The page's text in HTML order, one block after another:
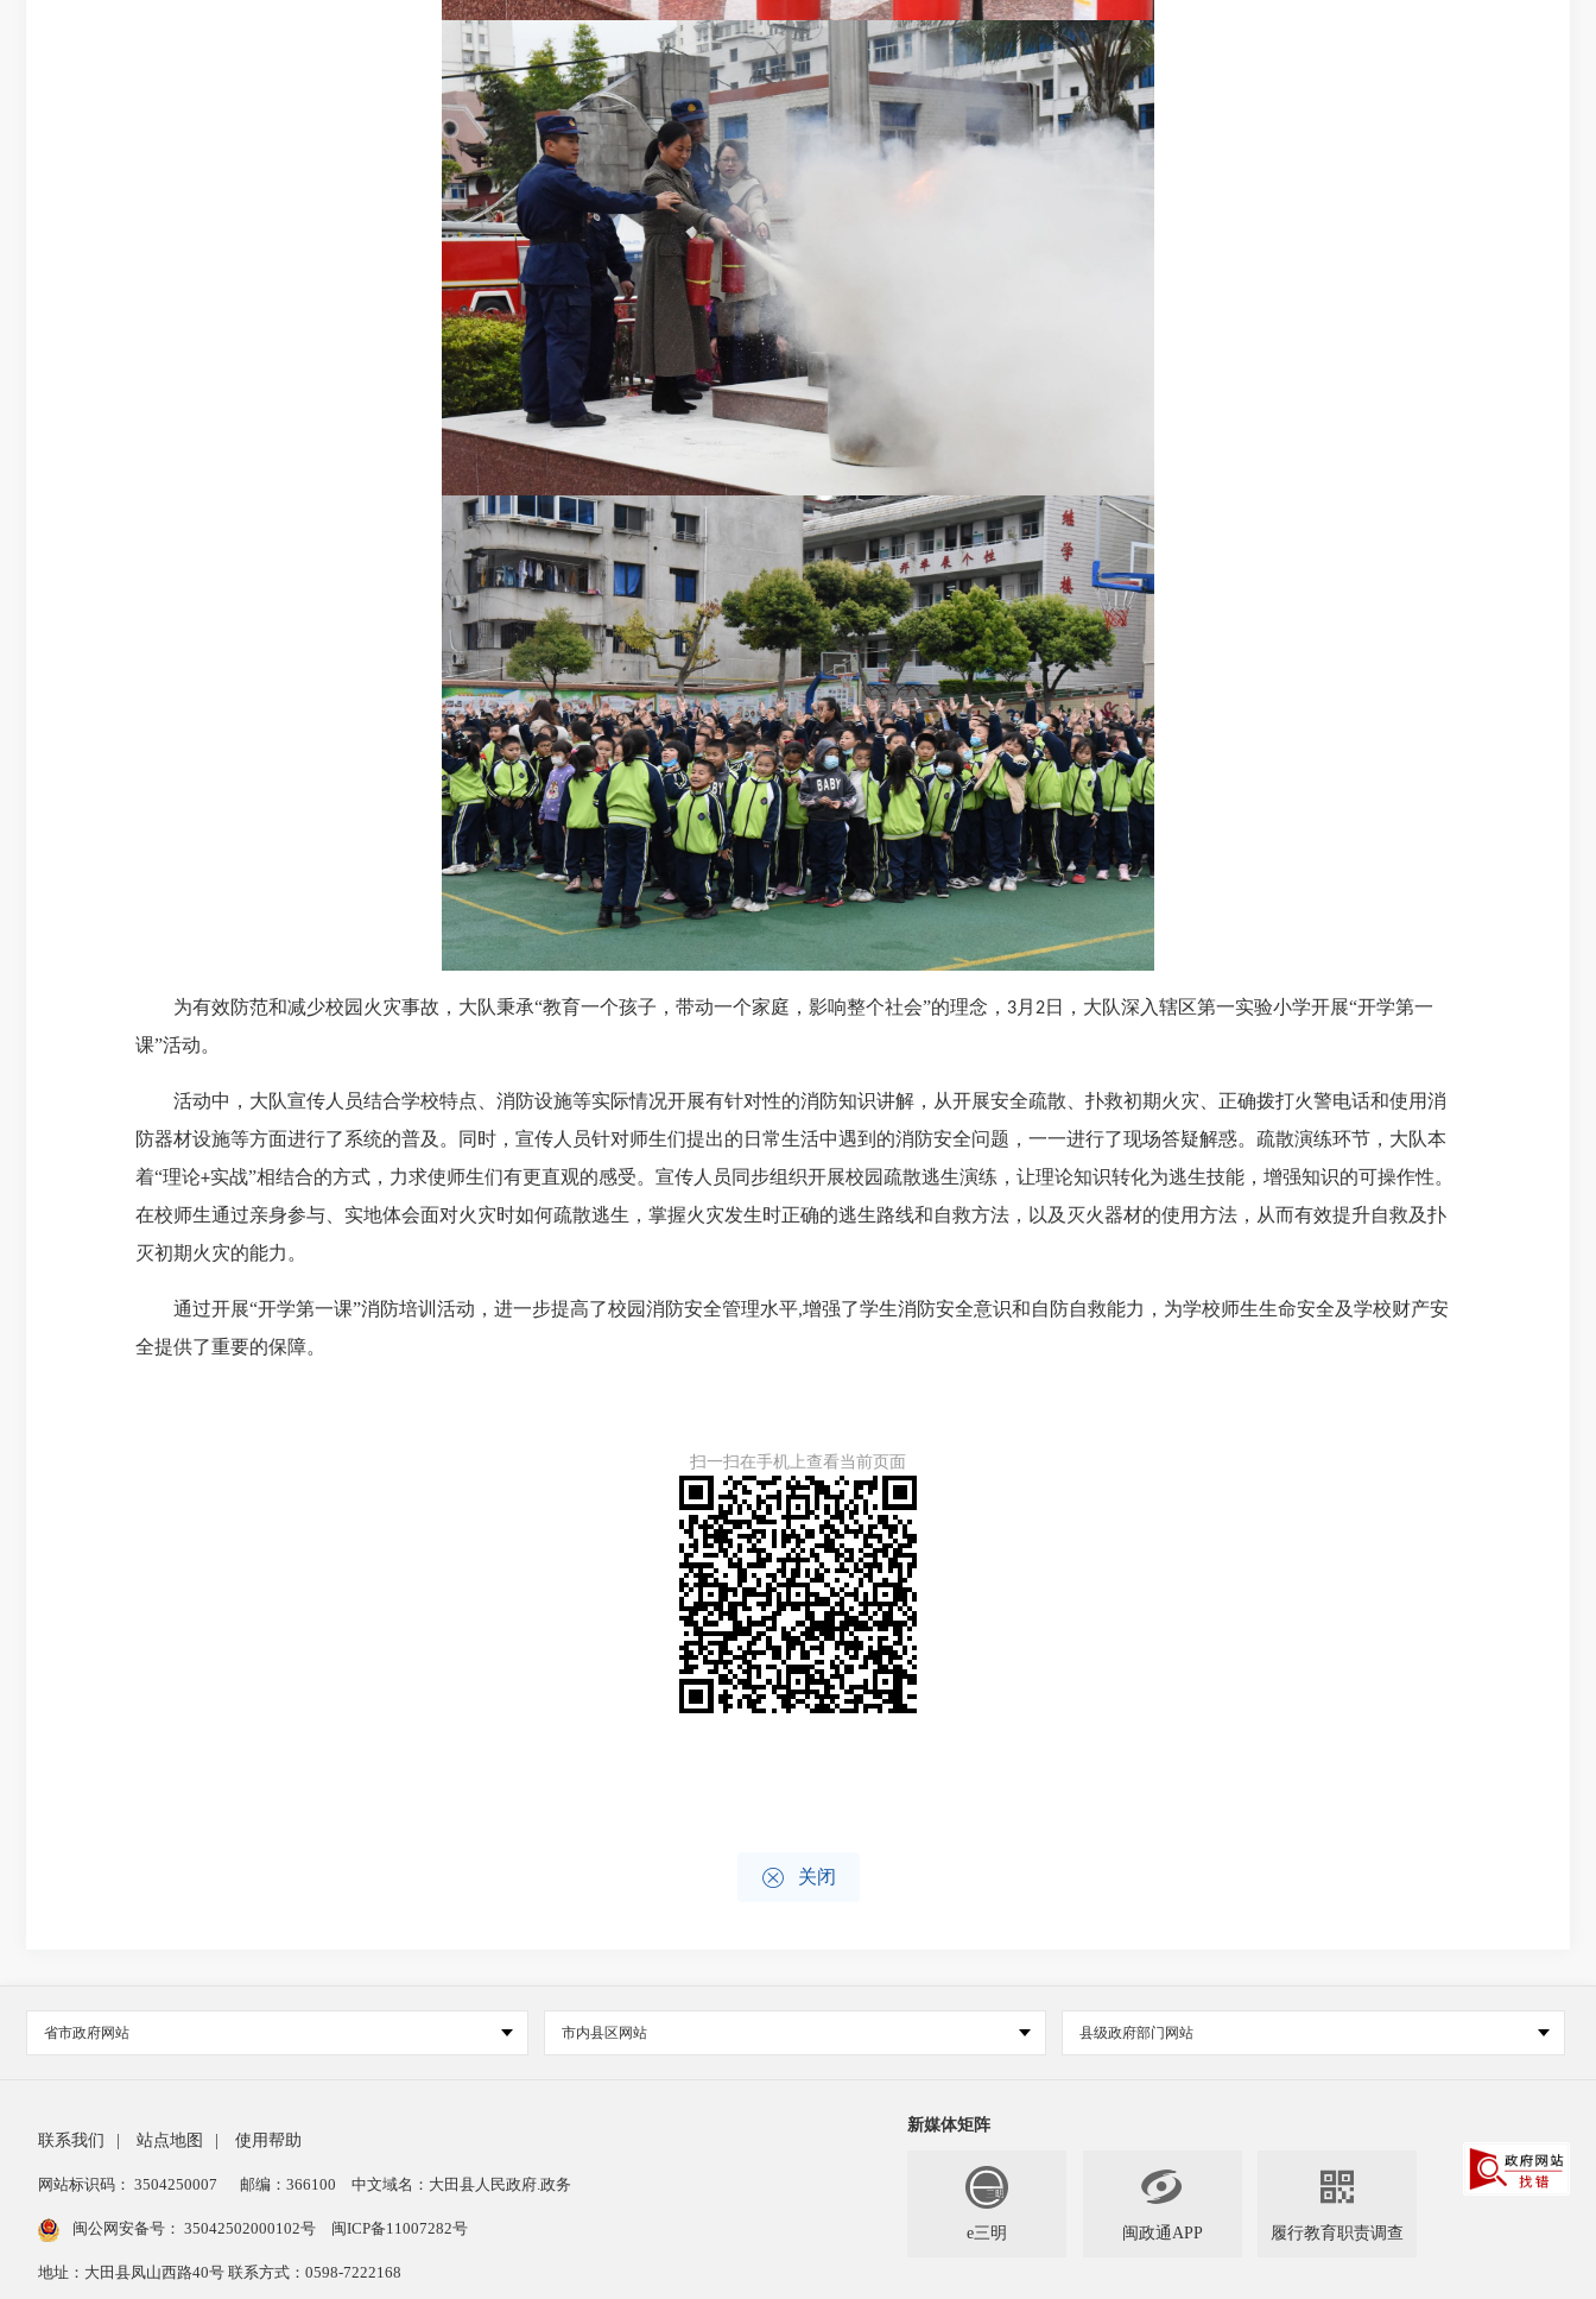
为有效防范和减少校园火灾事故，大队秉承“教育一个孩子，带动一个家庭，影响整个社会”的理念， 3月 2日，大队深入辖区第一实验小学开展“开学第一
课”活动。
活动中，大队宣传人员结合学校特点、消防设施等实际情况开展有针对性的消防知识讲解，从开展安全疏散、扑救初期火灾、正确拨打火警电话和使用消
防器材设施等方面进行了系统的普及。同时，宣传人员针对师生们提出的日常生活中遇到的消防安全问题，一一进行了现场答疑解惑。疏散演练环节，大队本
着“理论+实战”相结合的方式，力求使师生们有更直观的感受。宣传人员同步组织开展校园疏散逃生演练，让理论知识转化为逃生技能，增强知识的可操作性。
在校师生通过亲身参与、实地体会面对火灾时如何疏散逃生，掌握火灾发生时正确的逃生路线和自救方法，以及灭火器材的使用方法，从而有效提升自救及扑
灭初期火灾的能力。
通过开展“开学第一课”消防培训活动，进一步提高了校园消防安全管理水平,增强了学生消防安全意识和自防自救能力，为学校师生生命安全及学校财产安
全提供了重要的保障。
扫一扫在手机上查看当前页面
 关闭
省市政府网站 市内县区网站 县级政府部门网站
联系我们 站点地图 使用帮助
网站标识码： 3504250007 邮编：366100 中文域名：大田县人民政府.政务
闽公网安备号： 35042502000102号 闽ICP备11007282号
地址：大田县凤山西路40号 联系方式：0598-7222168
新媒体矩阵
e三明

闽政通APP

履行教育职责调查